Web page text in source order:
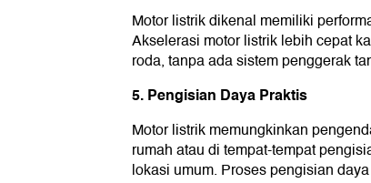
Motor listrik dikenal memiliki
Akselerasi motor listrik lebih cepat
roda, tanpa ada sistem penggerak
5. Pengisian Daya Praktis
Motor listrik memungkinkan
rumah atau di tempat-tempat
lokasi umum. Proses pengisian